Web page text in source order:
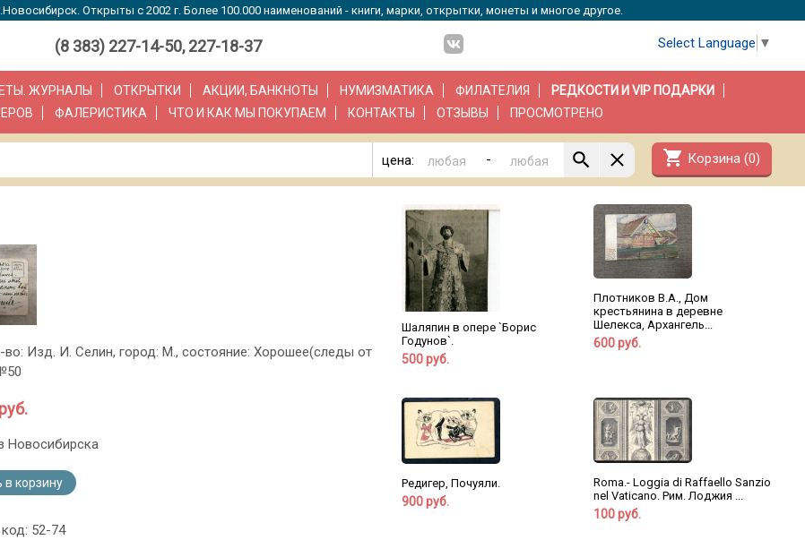
Открыты с 2002 г. Более 100.000 наименований - книги, марки, открытки, монеты и многое другое.
(8 383) 227-14-50, 227-18-37 Select Language ▼
ЖУРНАЛЫ ОТКРЫТКИ АКЦИИ, БАНКНОТЫ НУМИЗМАТИКА ФИЛАТЕЛИЯ
РЕДКОСТИ И VIP ПОДАРКИ
ФАЛЕРИСТИКА ЧТО И КАК МЫ ПОКУПАЕМ КОНТАКТЫ ОТЗЫВЫ ПРОСМОТРЕНО
цена: - shopping_cart Корзина (0)
во: Изд. И. Селин, город: М., состояние: Хорошее(следы от
Новосибирска
корзину
52-74
Шаляпин в опере `Борис
Годунов`.
500 руб.
Плотников В.А., Дом
крестьянина в деревне
Шелекса, Архангель...
600 руб.
Редигер, Почуяли.
900 руб.
Roma.- Loggia di Raffaello Sanzio
nel Vaticano. Рим. Лоджия ...
100 руб.